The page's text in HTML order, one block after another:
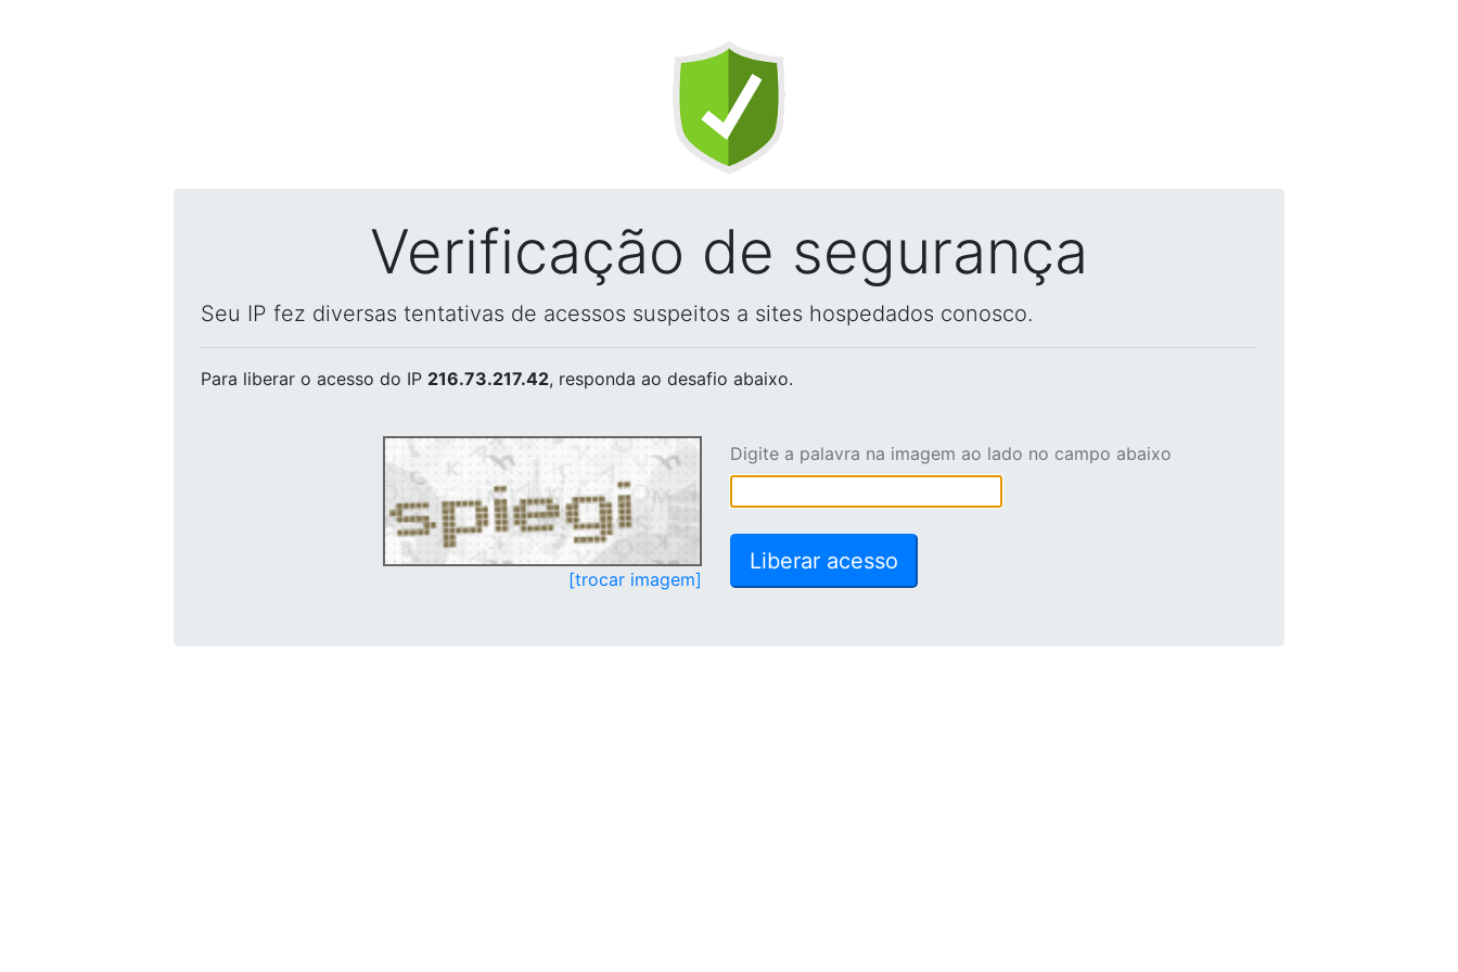
Verificação de segurança
Seu IP fez diversas tentativas de acessos suspeitos a sites hospedados conosco.
Para liberar o acesso do IP 216.73.217.42, responda ao desafio abaixo.
[trocar imagem]
Digite a palavra na imagem ao lado no campo abaixo